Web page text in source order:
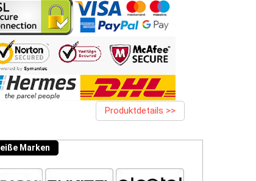
Produktdetails >>
Marken